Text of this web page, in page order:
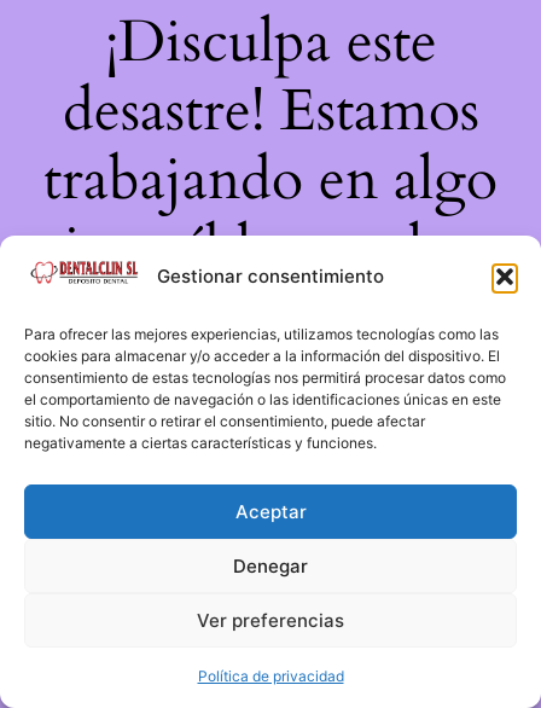
Gestionar consentimiento
Para ofrecer las mejores experiencias, utilizamos tecnologías como las
cookies para almacenar y/o acceder a la información del dispositivo. El
consentimiento de estas tecnologías nos permitirá procesar datos como
el comportamiento de navegación o las identificaciones únicas en este
sitio. No consentir o retirar el consentimiento, puede afectar
negativamente a ciertas características y funciones.
Aceptar
Denegar
Ver preferencias
Política de privacidad
¡Disculpa este
desastre! Estamos
trabajando en algo
increíble, ¡vuelve
pronto!